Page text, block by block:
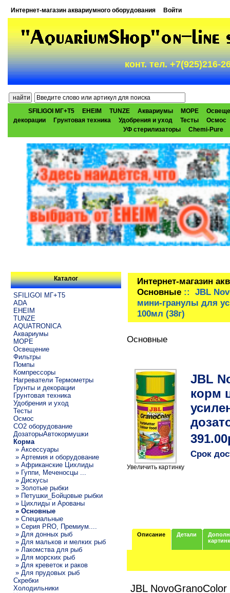
Интернет-магазин аквариумного оборудования Войти
конт. тел. +7(925)216-
SFILIGOI МГ+Т5 EHEIM TUNZE Аквариумы МОРЕ
декорации
Грунтовая техника Удобрения и уход Тесты
Осмос
УФ стерилизаторы
Chemi-Pure
Каталог
SFILIGOI МГ+Т5
ADA
EHEIM
TUNZE
AQUATRONICA
Аквариумы
МОРЕ
Освещение
Фильтры
Помпы
Компрессоры
Нагреватели Термометры
Грунты и декорации
Грунтовая техника
Удобрения и уход
Тесты
Осмос
CO2 оборудование
ДозаторыАвтокормушки
Корма
» Аксессуары
» Артемия и оборудование
» Африканские Цихлиды
» Гуппи, Меченосцы ...
» Дискусы
» Золотые рыбки
» Петушки_Бойцовые рыбки
» Цихлиды и Арованы
» Основные
» Специальные
» Серия PRO, Премиум....
» Для донных рыб
» Для мальков и мелких рыб
» Лакомства для рыб
» Для морских рыб
» Для креветок и раков
» Для прудовых рыб
Скребки
Холодильники
Интернет-магазин
Основные:: JBL
мини-гранулы для
100мл (38г)
Основные
Увеличить картинку
JBL
корм
Срок
Описание Детали
JBL